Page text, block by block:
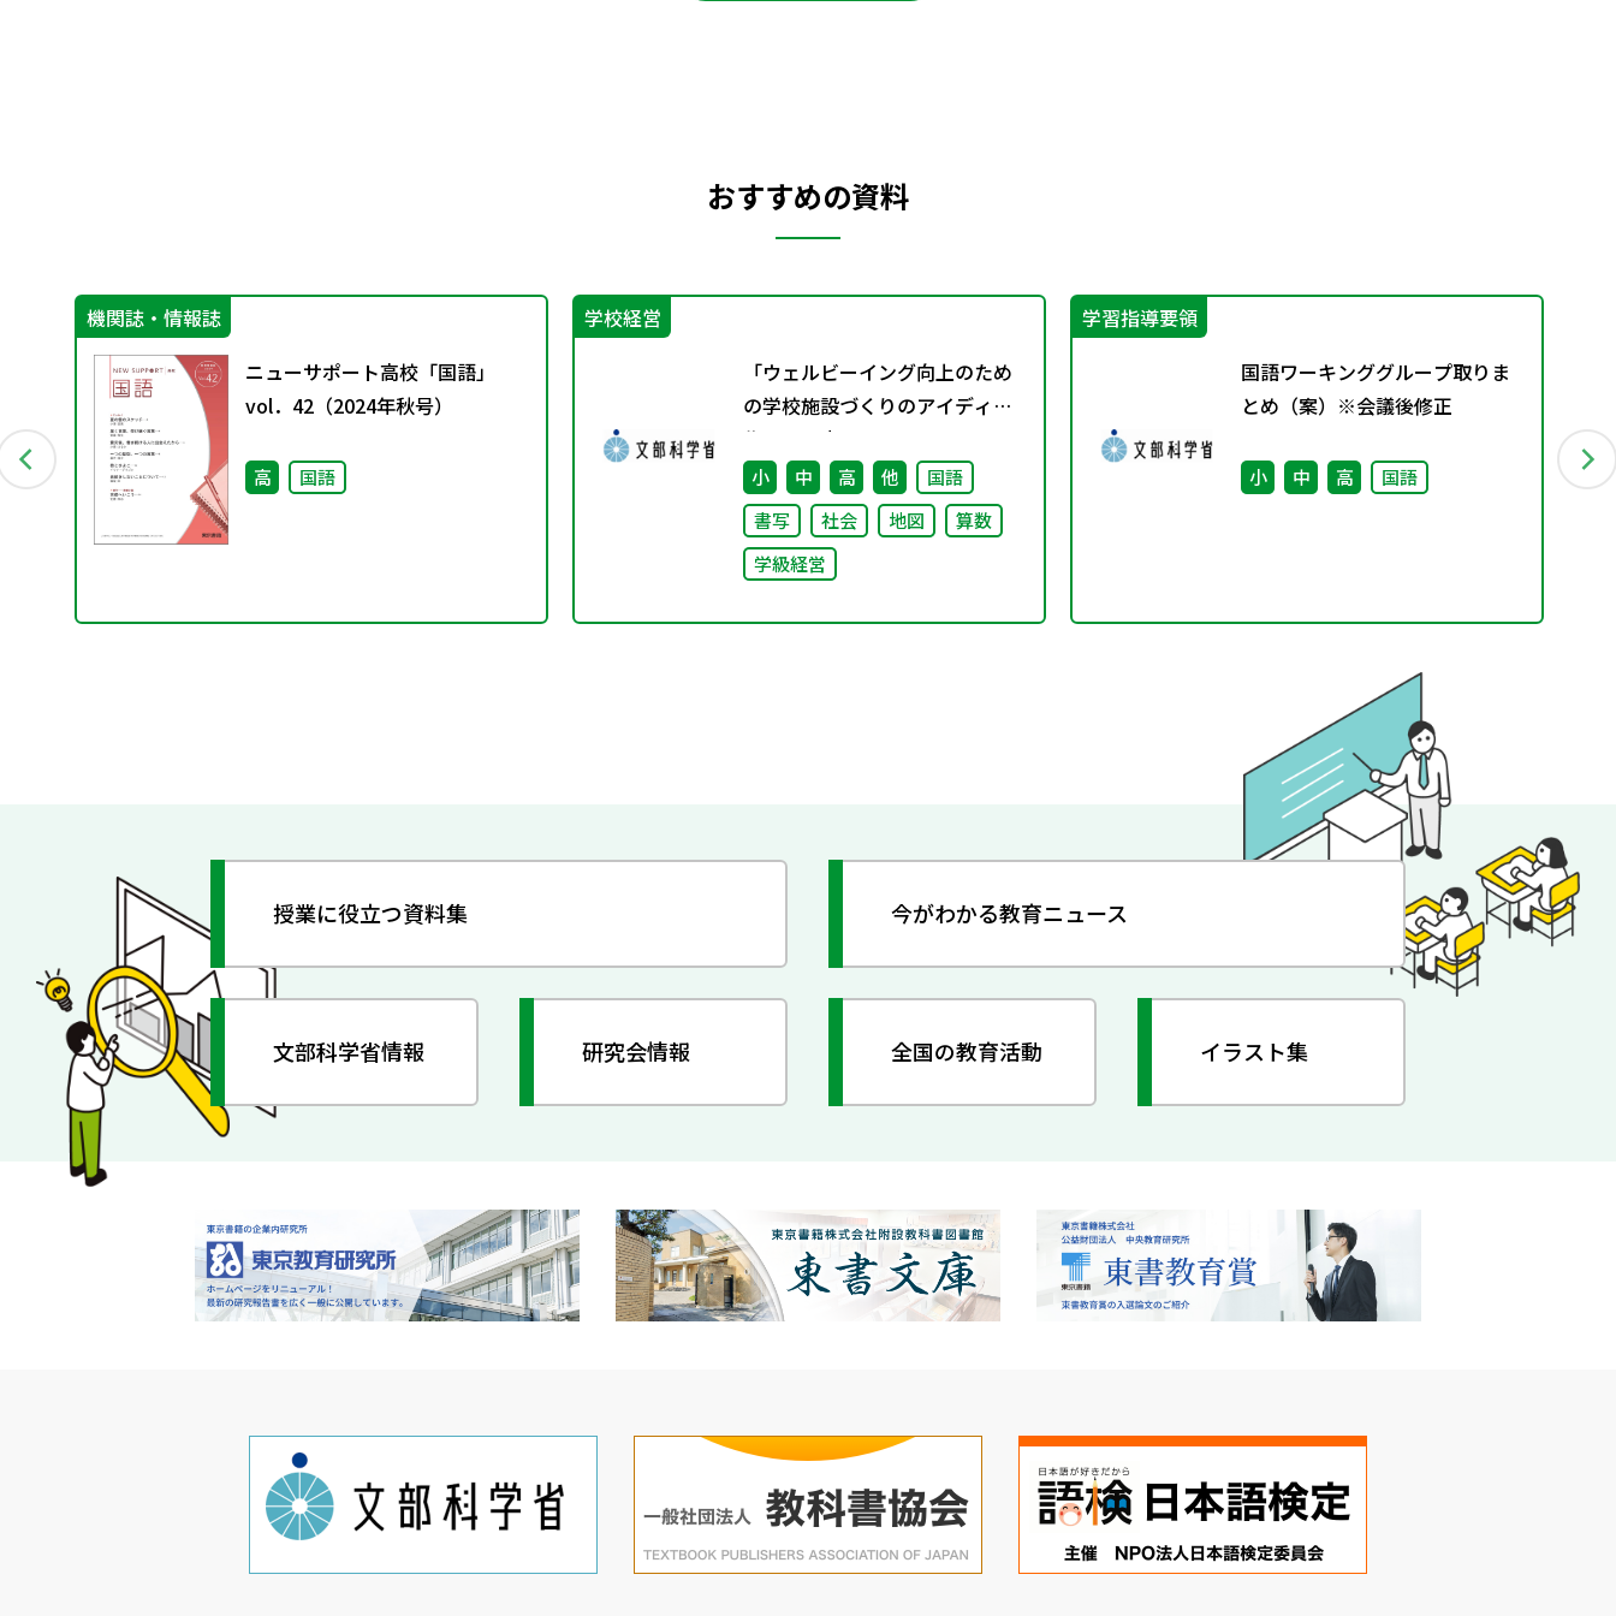
おすすめの資料
機関誌・情報誌
ニューサポート高校「国語」
vol．42（2024年秋号）
高 国語
学校経営
「ウェルビーイング向上のため
の学校施設づくりのアイディア
集」の公表について
小 中 高 他
国語
書写
社会 地図
算数
学級経営
学習指導要領
国語ワーキンググループ取りま
とめ（案）※会議後修正
小 中 高 国語
授業に役立つ資料集 今がわかる教育ニュース
文部科学省情報 研究会情報 全国の教育活動 イラスト集